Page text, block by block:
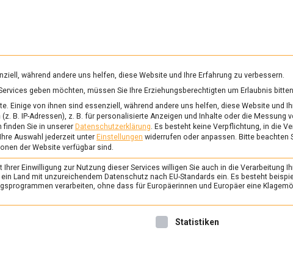
REZEPTE
ERNÄHRUNG & GESUNDHEIT/
Kitchen Stories –
2. Februar 2022 Johannes
oder fragwürdige Rezepte
Amateurkreationen, das
aber was fehlt ist ein
während andere uns helfen, diese Website und Ihre Erfahrung zu verbessern.
geben möchten, müssen Sie Ihre Erziehungsberechtigten um Erlaubnis
Einige von ihnen sind essenziell, während andere uns helfen, diese Website und
B. IP-Adressen), z. B. für personalisierte Anzeigen und Inhalte oder die Messung
finden Sie in unserer Datenschutzerklärung. Es besteht keine Verpflichtung, in die
Auswahl jederzeit unter Einstellungen widerrufen oder anpassen. Bitte beachten
der Website verfügbar sind.
Einwilligung zur Nutzung dieser Services willigen Sie auch in die Verarbeitung
ein Land mit unzureichendem Datenschutz nach EU-Standards ein. Es besteht
verarbeiten, ohne dass für Europäerinnen und Europäer eine
erteilt werden kann. Die erste Service-Gruppe ist
Statistiken